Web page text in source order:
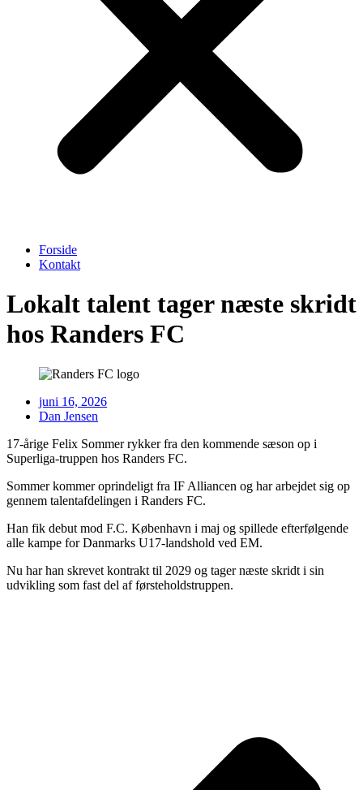
Forside
Kontakt
Lokalt talent tager næste skridt
hos Randers FC
juni 16, 2026
Dan Jensen
17-årige Felix Sommer rykker fra den kommende sæson op i
Superliga-truppen hos Randers FC.
Sommer kommer oprindeligt fra IF Alliancen og har arbejdet sig op
gennem talentafdelingen i Randers FC.
Han fik debut mod F.C. København i maj og spillede efterfølgende
alle kampe for Danmarks U17-landshold ved EM.
Nu har han skrevet kontrakt til 2029 og tager næste skridt i sin
udvikling som fast del af førsteholdstruppen.